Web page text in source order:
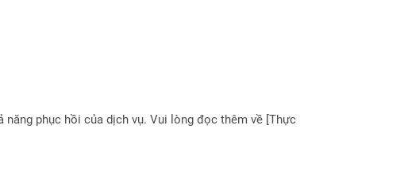
phục hồi của dịch vụ. Vui lòng đọc thêm về [Thực